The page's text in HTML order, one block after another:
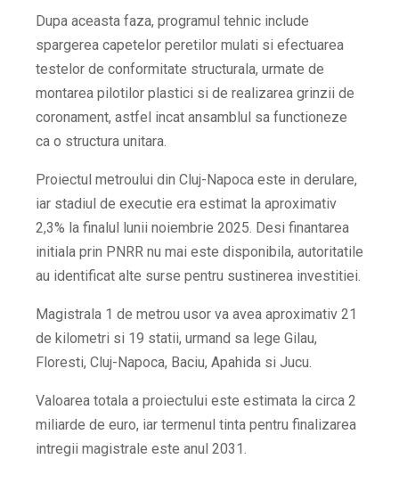
Dupa aceasta faza, programul tehnic include
spargerea capetelor peretilor mulati si efectuarea
testelor de conformitate structurala, urmate de
montarea pilotilor plastici si de realizarea grinzii de
coronament, astfel incat ansamblul sa functioneze
ca o structura unitara.
Proiectul metroului din Cluj-Napoca este in derulare,
iar stadiul de executie era estimat la aproximativ
2,3% la finalul lunii noiembrie 2025. Desi finantarea
initiala prin PNRR nu mai este disponibila, autoritatile
au identificat alte surse pentru sustinerea investitiei.
Magistrala 1 de metrou usor va avea aproximativ 21
de kilometri si 19 statii, urmand sa lege Gilau,
Floresti, Cluj-Napoca, Baciu, Apahida si Jucu.
Valoarea totala a proiectului este estimata la circa 2
miliarde de euro, iar termenul tinta pentru finalizarea
intregii magistrale este anul 2031.